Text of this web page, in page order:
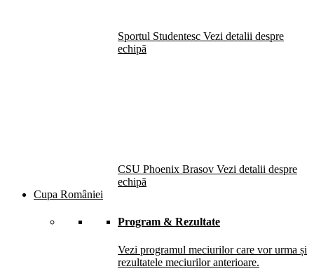
Sportul Studentesc Vezi detalii despre
echipă
CSU Phoenix Brasov Vezi detalii despre
echipă
Cupa României
Program & Rezultate
Vezi programul meciurilor care vor urma și
rezultatele meciurilor anterioare.